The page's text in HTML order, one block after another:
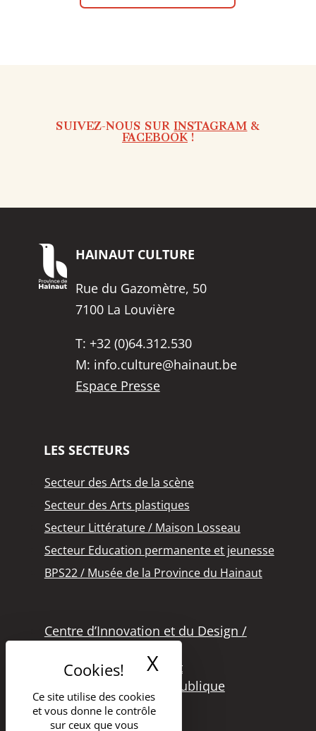
Ce site utilise des cookies
et vous donne le contrôle
sur ceux que vous
X Masquer le
SUIVEZ-NOUS SURINSTAGRAM &
FACEBOOK!
HAINAUT CULTURE
Rue du Gazomètre, 50
7100 La Louvière
T: +32 (0)64.312.530
M: info.culture@hainaut.be
Espace Presse
LES SECTEURS
Secteur des Arts de la scène
Secteur des Arts plastiques
Secteur Littérature / Maison Losseau
Secteur Education permanente et jeunesse
BPS22 / Musée de la Province du Hainaut
Centre d’Innovation et du Design /
Office des Métiers d’Art
Secteur de la Lecture Publique
Bibliothèque Langlois
Secteur Cinéma